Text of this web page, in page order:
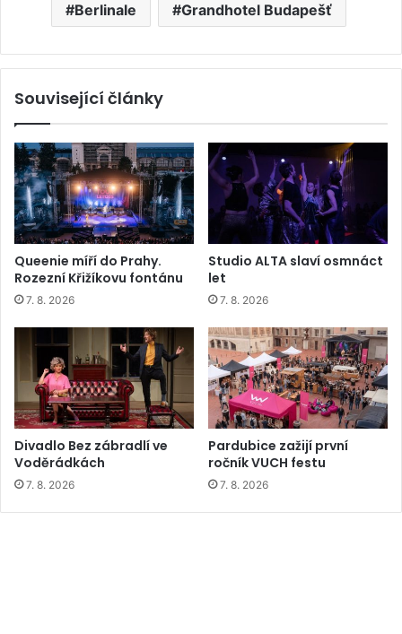
Berlinale Grandhotel Budapešť
Související články
Queenie míří do Prahy.
Rozezní Křižíkovu fontánu
7. 8. 2026
Studio ALTA slaví osmnáct
let
7. 8. 2026
Divadlo Bez zábradlí ve
Voděrádkách
7. 8. 2026
Pardubice zažijí první
ročník VUCH festu
7. 8. 2026